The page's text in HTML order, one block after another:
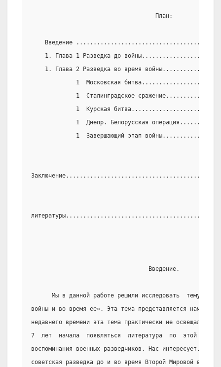
                                    План:
Введение
1. Глава 1 Разведка до
1. Глава 2 Разведка во время
1  Московская
1  Сталинградское
1  Курская
1  Днепр. Белорусская
1  Завершающий этап
                                  Введение.
Мы в данной работе решили исследовать  тему:
войны и во время ее». Эта тема представляется нам
недавнего времени эта тема практически не
7  лет  начала  появляться  литература  по  этой
воспоминания военных разведчиков. Нас интересует,
советская разведка до и во время Второй Мировой